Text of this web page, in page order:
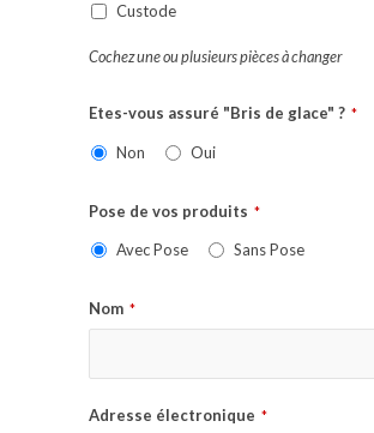
Custode
Cochez une ou plusieurs pièces à changer
Etes-vous assuré "Bris de glace" ? *
Non Oui
Pose de vos produits *
Avec Pose Sans Pose
Nom *
Adresse électronique *